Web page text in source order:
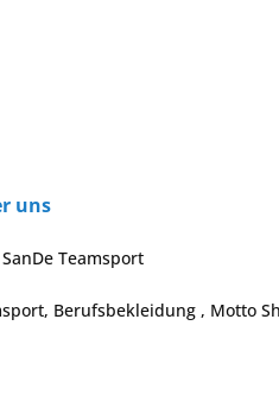
uns
Teamsport
Berufsbekleidung , Motto